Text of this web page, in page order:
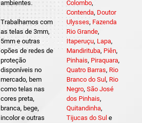
ambientes.
Trabalhamos com
as telas de 3mm,
5mm e outras
opões de redes de
proteção
disponíveis no
mercado, bem
como telas nas
cores preta,
branca, bege,
incolor e outras
Colombo,
Contenda, Doutor
Ulysses, Fazenda
Rio Grande,
Itaperuçu, Lapa,
Mandirituba, Piên,
Pinhais, Piraquara,
Quatro Barras, Rio
Branco do Sul , Rio
Negro, São José
dos Pinhais,
Quitandinha,
Tijucas do Sul e